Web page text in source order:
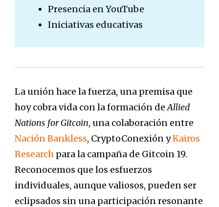
Presencia en YouTube
Iniciativas educativas
La unión hace la fuerza, una premisa que
hoy cobra vida con la formación de Allied
Nations for Gitcoin, una colaboración entre
Nación Bankless, CryptoConexión yKairos
Research para la campaña de Gitcoin 19.
Reconocemos que los esfuerzos
individuales, aunque valiosos, pueden ser
eclipsados sin una participación resonante